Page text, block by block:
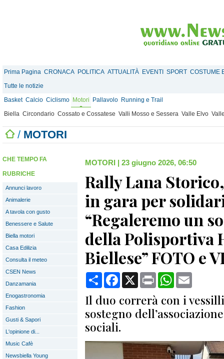
Prima Pagina CRONACA POLITICA ATTUALITÀ EVENTI SPORT COSTUME
Tutte le notizie
Basket Calcio Ciclismo Motori Pallavolo Running e Trail
Biella Circondario Cossato e Cossatese Valli Mosso e Sessera Valle Elvo
/ MOTORI
CHE TEMPO FA
RUBRICHE
Annunci lavoro
Animalerie
A tavola con gusto
Benessere e Salute
Biella motori
Casa Edilizia
Consulta il meteo
CSEN News
Danzamania
Enogastronomia
Fashion
Gusti & Sapori
L'opinione di...
Music Cafè
Newsbiella Young
MOTORI | 23 giugno 2026, 06:50
Rally Lana
in gara per
“Regaleremo un
della Polisportiva
Biellese” FOTO e
CondividiFacebook
X Print WhatsApp
Il duo correrà con i
sostegno
sociali.